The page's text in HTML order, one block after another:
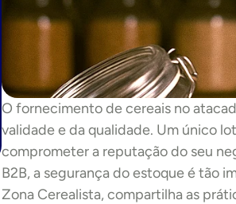
O fornecimento de cereais no
validade e da qualidade. Um único
comprometer a reputação do seu
B2B, a segurança do estoque é tão
Zona Cerealista, compartilha as